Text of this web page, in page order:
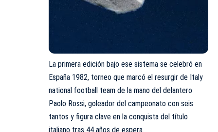
La primera edición bajo ese sistema se celebró en
España 1982, torneo que marcó el resurgir de Italy
national football team de la mano del delantero
Paolo Rossi, goleador del campeonato con seis
tantos y figura clave en la conquista del título
italiano tras 44 años de espera.